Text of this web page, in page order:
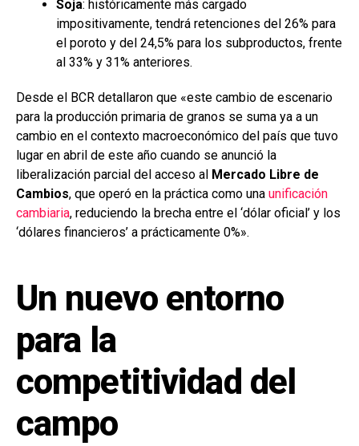
Soja: históricamente más cargado
impositivamente, tendrá retenciones del 26% para
el poroto y del 24,5% para los subproductos, frente
al 33% y 31% anteriores.
Desde el BCR detallaron que «este cambio de escenario
para la producción primaria de granos se suma ya a un
cambio en el contexto macroeconómico del país que tuvo
lugar en abril de este año cuando se anunció la
liberalización parcial del acceso al Mercado Libre de
Cambios, que operó en la práctica como una unificación
cambiaria, reduciendo la brecha entre el ‘dólar oficial’ y los
‘dólares financieros’ a prácticamente 0%».
Un nuevo entorno
para la
competitividad del
campo